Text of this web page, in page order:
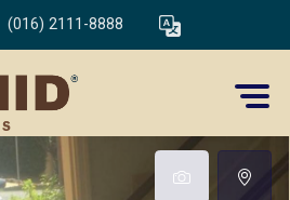
(016) 2111-8888